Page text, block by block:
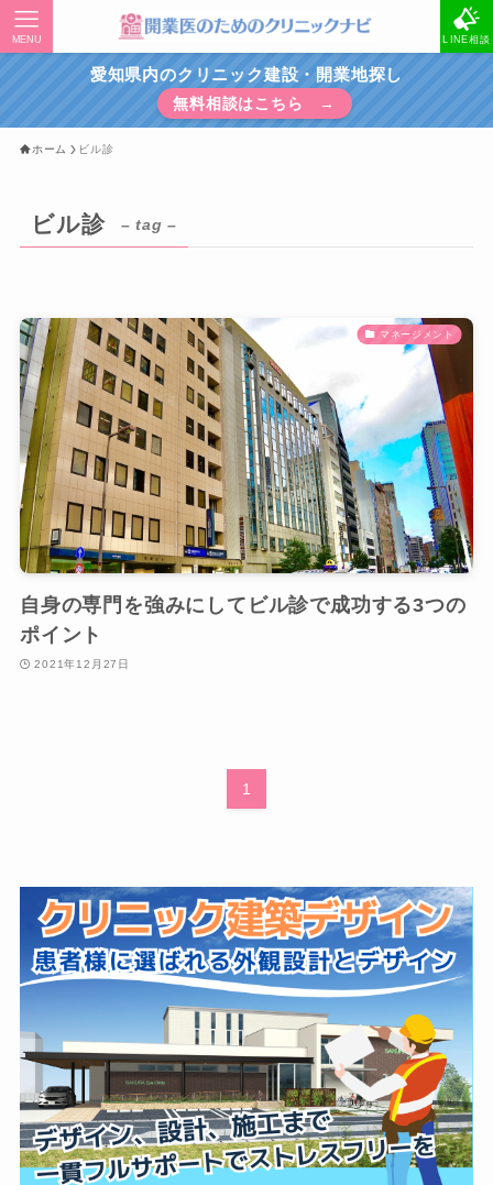
LINE相談
MENU
愛知県内のクリニック建設・開業地探し
無料相談はこちら →
ホーム ビル診
ビル診 – tag –
マネージメント
自身の専門を強みにしてビル診で成功する3つの
ポイント
2021年12月27日
1